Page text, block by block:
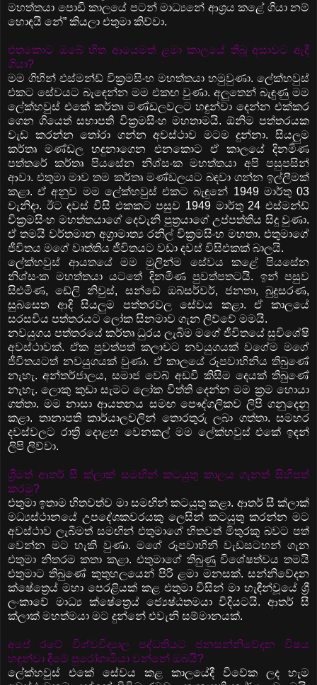
මහත්තයා පොඩි කාලයේ පටන් මාධ්‍යනේ ආශ්‍රය කළේ ගියා නම්
හොඳයි නේ” කියලා එතුමා කිව්වා.
එතකොට ඔබේ හිත ආයෙමත් ළමා කාලයේ තිබූ අසාවට ඇදී
ගියා?
මම ගිහින් එස්මන්ඩ් වික්‍රමසිංහ මහත්තයා හමුවුණා. ලේක්හවුස්
එකට සේවයට බැඳෙන්න මම එකඟ වුණා. අලුතෙන් බැඳුණු මම
ලේක්හවුස් එකේ කර්තෘ මණ්ඩලවලට හඳුන්වා දෙන්න එක්කර
ගෙන ගියෙත් සභාපති වික්‍රමසිංහ මහතාමයි. ඕනිම පත්තරයක
වැඩ කරන්න තෝරා ගන්න අවස්ථාව මටම දුන්නා. සියලුම
කර්තෘ මණ්ඩල හඳුනාගෙන එනකොට ඒ කාලයේ දිනමිණ
පත්තරේ කර්තෘ පියසේන නිශ්සංක මහත්තයා අපි පසුපසින්
ආවා. එතුමා මාව තම කර්තෘ මණ්ඩලයට බඳවා ගන්න ඉල්ලීමක්
කළා. ඒ අනුව මම ලේක්හවුස් එකට බැඳුනේ 1949 මාර්තු 03
වැනිදා. ඊට දවස් විසි එකකට පසුව 1949 මාර්තු 24 එස්මන්ඩ්
වික්‍රමසිංහ මහත්තයාගේ දෙවැනි පුත්‍රයාගේ උප්පත්තිය සිදු වුණා.
ඒ තමයි වර්තමාන අග්‍රාමාත්‍ය රනිල් වික්‍රමසිංහ මහතා. එතුමාගේ
ජීවිතය මගේ වෘත්තිය ජීවිතයට වඩා දවස් විසිඑකක් බාලයි.
ලේක්හවුස් ආයතයේ මම මුලින්ම සේවය කළේ පියසේන
නිශ්සංක මහත්තයා යටතේ දිනමිණ පුවත්පතටයි. ඉන් පසුව
සිළුමිණ, ඩේලි නිවුස්, සන්ඩේ ඔබ්සර්වර්, ජනතා, බුදුසරණ,
සුබසෙත ආදි සියලුම පත්තරවල සේවය කළා. ඒ කාලයේ
සරසවිය පත්තරයට ලෝක සිනමාව ගැන ලිව්වේ මමයි.
නවයුගය පත්තරයේ කර්තෘ ධුරය ලැබීම මගේ ජීවිතයේ සුවිශේෂි
අවස්ථාවක්. ඒක පුවත්පත් කලාවට නවයුගයක් වගේම මගේ
ජීවිතයටත් නවයුගයක් වුණා. ඒ කාලයේ රූපවාහිනිය තිබුණේ
නැහැ. අන්තර්ජාලය, සමාජ වෙබ් අඩවි කිසිම දෙයක් තිබුණේ
නැහැ. ලොකු කුඩා සැමට ලෝක විත්ති දෙන්න මම ක්‍රම හොයා
ගත්තා. මම නාසා ආයතනය සමඟ පෞද්ගලිකව ලිපි ගනුදෙනු
කළා. තානාපති කාර්යාලවලින් තොරතුරු ලබා ගත්තා. සමහර
දවස්වලට රාත්‍රි දොළහ වෙනකල් මම ලේක්හවුස් එකේ ඉඳන්
ලිපි ලිව්වා.
ශ්‍රීමත් ආතර් සී ක්ලාක් සමඟින් කටයුතු කාලය ගැනත් සිහිපත්
කරමු?
එතුමා ඉතාම හිතවත්ව මා සමඟින් කටයුතු කළා. ආතර් සී ක්ලාක්
මධ්‍යස්ථානයේ උපදේශකවරයකු ලෙසින් කටයුතු කරන්න මට
අවස්ථාව ලැබීමත් සමඟින් එතුමාගේ හිතවත් මිතුරකු බවට පත්
වෙන්න මට හැකි වුණා. මගේ රූපවාහිනි වැඩසටහන් ගැන
එතුමා නිතරම කතා කළා. එතුමාගේ තිබුණු විශේෂත්වය තමයි
එතුමාට තිබුණේ කුතුහලයෙන් පිරි ළමා මනසක්. සන්නිවේදන
ක්ෂේත්‍රෙය් මහා පෙරළියක් කළ එතුමා විසින් මා හැඳීන්වූයේ ශ්‍රී
ලංකාවේ මාධ්‍ය ක්ෂේත්‍රෙය් ජ්‍යෙෂ්ඨතමයා විදියටයි. ආතර් සී
ක්ලාක් මහත්මයා මට දුන්නේ එවැනි සම්මානයක්.
අපේ රටේ විශ්වවිද්‍යාල පද්ධතියට ජනසන්නිවේදන විෂය
හඳුන්වා දීමේ පුරෝගාමියා වන්නේ ඔබයි?
ලේක්හවුස් එකේ සේවය කළ කාලයේදී විවේක ලද හැම